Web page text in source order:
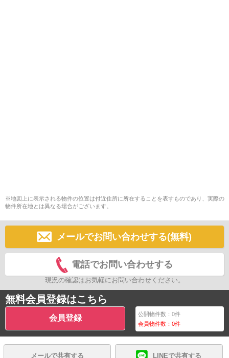
※地図上に表示される物件の位置は付近住所に所在することを表すものであり、実際の
物件所在地とは異なる場合がございます。
メールでお問い合わせする(無料)
電話でお問い合わせする
現況の確認はお気軽にお問い合わせください。
無料会員登録はこちら
会員登録 公開物件数：0件
会員物件数：0件
メールで共有する LINEで共有する